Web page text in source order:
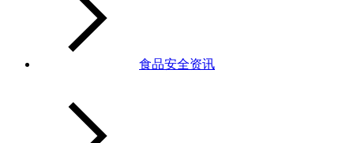
食品安全资讯